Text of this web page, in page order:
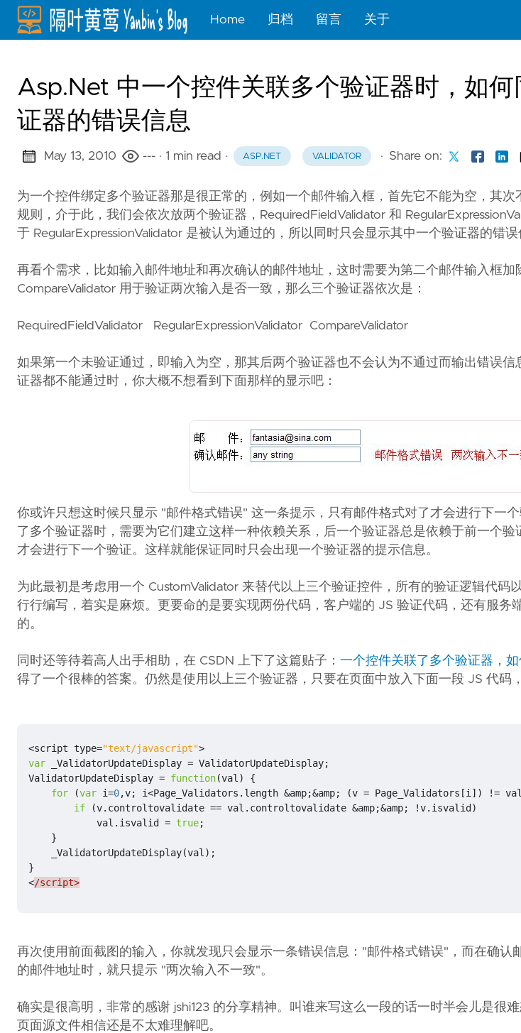
Home 归档 留言 关于
Asp.Net 中一个控件关联多个验证器时，如
证器的错误信息
May 13, 2010 --- · 1 min read · ASP.NET VALIDATOR · Share on:
为一个控件绑定多个验证器那是很正常的，例如一个邮件输入框，首先它不能为空，其
规则，介于此，我们会依次放两个验证器，RequiredFieldValidator 和
于 RegularExpressionValidator 是被认为通过的，所以同时只会显示其中一个验证器的错误
再看个需求，比如输入邮件地址和再次确认的邮件地址，这时需要为第二个邮件输入框加
CompareValidator 用于验证两次输入是否一致，那么三个验证器依次是：
RequiredFieldValidator RegularExpressionValidator CompareValidator
如果第一个未验证通过，即输入为空，那其后两个验证器也不会认为不通过而输出错误
证器都不能通过时，你大概不想看到下面那样的显示吧：
你或许只想这时候只显示 "邮件格式错误" 这一条提示，只有邮件格式对了才会进行下一
了多个验证器时，需要为它们建立这样一种依赖关系，后一个验证器总是依赖于前一个验
才会进行下一个验证。这样就能保证同时只会出现一个验证器的提示信息。
为此最初是考虑用一个 CustomValidator 来替代以上三个验证控件，所有的验证逻辑代码
行行编写，着实是麻烦。更要命的是要实现两份代码，客户端的 JS 验证代码，还有服务
的。
同时还等待着高人出手相助，在 CSDN 上下了这篇贴子： 一个控件关联了多个验证器，
得了一个很棒的答案。仍然是使用以上三个验证器，只要在页面中放入下面一段 JS 代码
<script type="text/javascript">
var
_ValidatorUpdateDisplay = ValidatorUpdateDisplay;
ValidatorUpdateDisplay = function(val )
{
for
(var i=0,v; i<Page_Validators . length &amp;&amp; (v = Page_Validators [i ]) != val
if
(v. controltovalidate == val . controltovalidate &amp;&amp; !v. isvalid )
val . isvalid = true;
}
_ValidatorUpdateDisplay(val );
}
</script>
再次使用前面截图的输入，你就发现只会显示一条错误信息："邮件格式错误"，而在确认
的邮件地址时，就只提示 "两次输入不一致"。
确实是很高明，非常的感谢 jshi123 的分享精神。叫谁来写这么一段的话一时半会儿是很
页面源文件相信还是不太难理解吧。